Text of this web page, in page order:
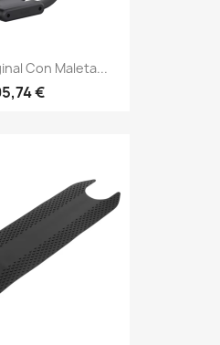
Con Maleta...
€